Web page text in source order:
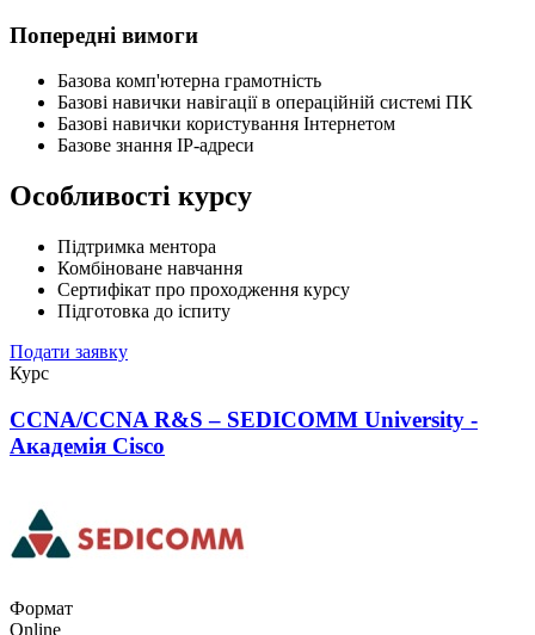
Попередні вимоги
Базова комп'ютерна грамотність
Базові навички навігації в операційній системі ПК
Базові навички користування Інтернетом
Базове знання IP-адреси
Особливості курсу
Підтримка ментора
Комбіноване навчання
Сертифікат про проходження курсу
Підготовка до іспиту
Подати заявку
Курс
CCNA/CCNA R&S – SEDICOMM University -
Академія Cisco
Формат
Online